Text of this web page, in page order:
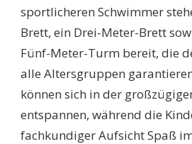
sportlicheren Schwimmer
Brett, ein Drei-Meter-Brett
Fünf-Meter-Turm bereit, die
alle Altersgruppen
können sich in der
entspannen, während die
fachkundiger Aufsicht Spaß